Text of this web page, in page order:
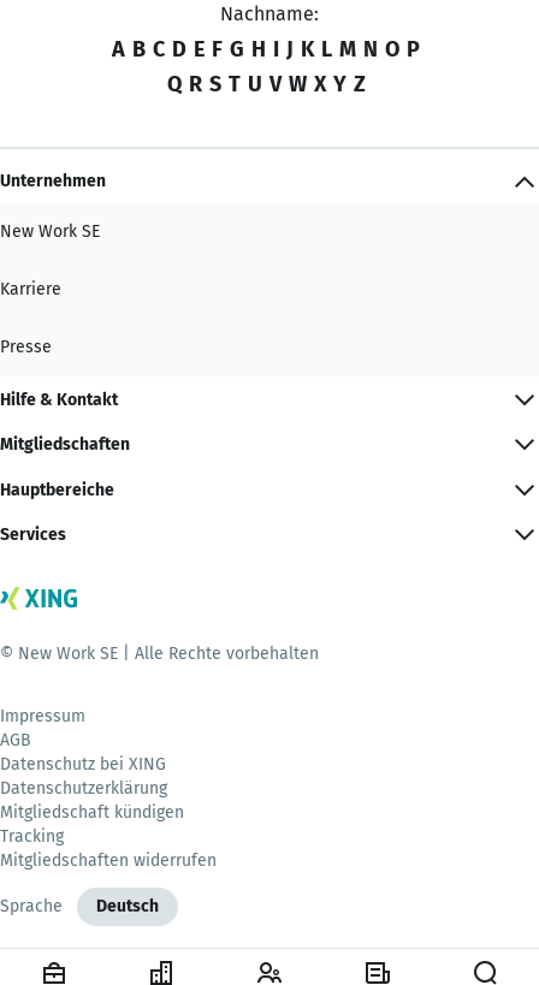
Nachname:
A B C D E F G H I J K L M N O P
Q R S T U V W X Y Z
Unternehmen
New Work SE
Karriere
Presse
Hilfe & Kontakt
Mitgliedschaften
Hauptbereiche
Services
© New Work SE | Alle Rechte vorbehalten
Impressum
AGB
Datenschutz bei XING
Datenschutzerklärung
Mitgliedschaft kündigen
Tracking
Mitgliedschaften widerrufen
Sprache Deutsch